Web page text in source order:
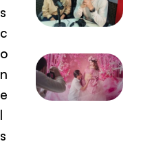
s
c
o
n
e
l
s